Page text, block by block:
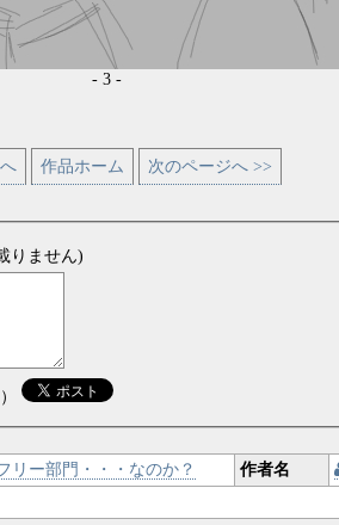
- 3 -
作品ホーム 次のページへ >>
りません)
リー部門・・・なのか？ 作者名